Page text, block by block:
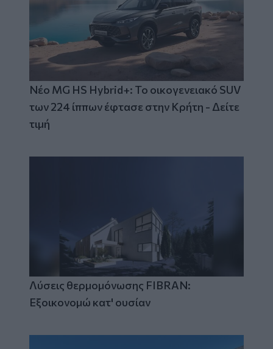
Νέο MG HS Hybrid+: Το οικογενειακό SUV
των 224 ίππων έφτασε στην Κρήτη - Δείτε
τιμή
Λύσεις θερμομόνωσης FIBRAN:
Εξοικονομώ κατ' ουσίαν